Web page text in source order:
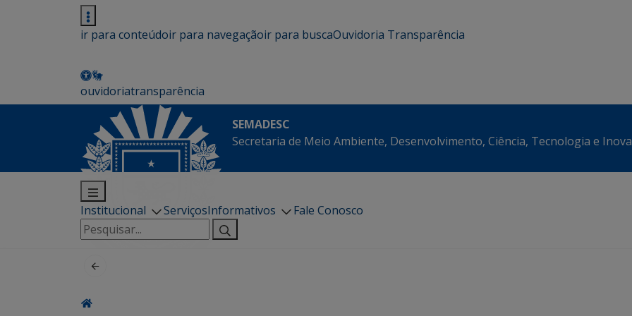
ir para conteúdoir para navegaçãoir para buscaOuvidoria Transparência
ouvidoriatransparência
SEMADESC
Secretaria de Meio Ambiente, Desenvolvimento, Ciência, Tecnologia e
Institucional ServiçosInformativos
Fale Conosco
Pesquisar
por: